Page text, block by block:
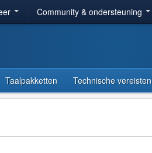
Community & ondersteuning
Taalpakketten Technische vereisten